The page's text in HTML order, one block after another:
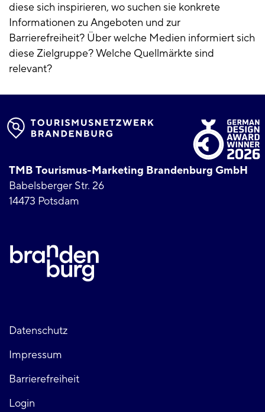
diese sich inspirieren, wo suchen sie konkrete
Informationen zu Angeboten und zur
Barrierefreiheit? Über welche Medien informiert sich
diese Zielgruppe? Welche Quellmärkte sind
relevant?
TMB Tourismus-Marketing Brandenburg GmbH
Babelsberger Str. 26
14473 Potsdam
Fußzeile
links
Datenschutz
Impressum
Barrierefreiheit
Login